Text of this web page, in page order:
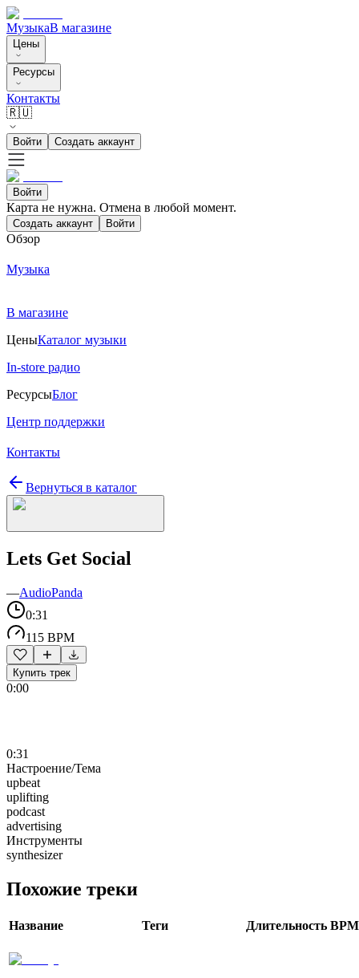
МузыкаВ магазине
Цены
Ресурсы
Контакты
🇷🇺
Войти Создать аккаунт
Войти
Карта не нужна. Отмена в любой момент.
Создать аккаунт Войти
Обзор
Музыка
В магазине
ЦеныКаталог музыки
In-store радио
РесурсыБлог
Центр поддержки
Контакты
Вернуться в каталог
Lets Get Social
—AudioPanda
0:31
115 BPM
Купить трек
0:00
0:31
Настроение/Тема
upbeat
uplifting
podcast
advertising
Инструменты
synthesizer
Похожие треки
Название Теги Длительность BPM